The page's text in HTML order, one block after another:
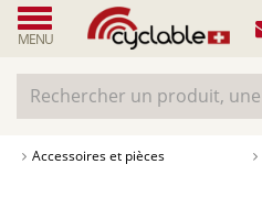
MENU
Accessoires et pièces